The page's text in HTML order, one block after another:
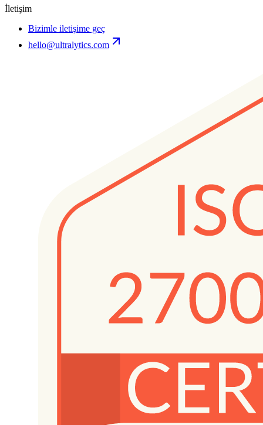
İletişim
Bizimle iletişime geç
hello@ultralytics.com